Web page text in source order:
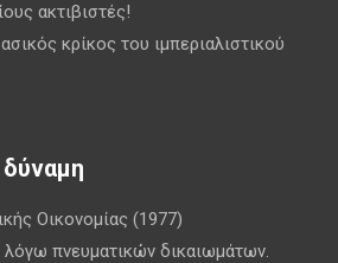
ακτιβιστές!
κρίκος του ιμπεριαλιστικού
Οικονομίας (1977)
πνευματικών δικαιωμάτων.